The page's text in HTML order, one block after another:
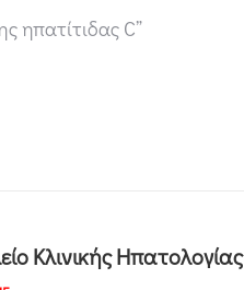
ηπατίτιδας C”
Κλινικής Ηπατολογίας